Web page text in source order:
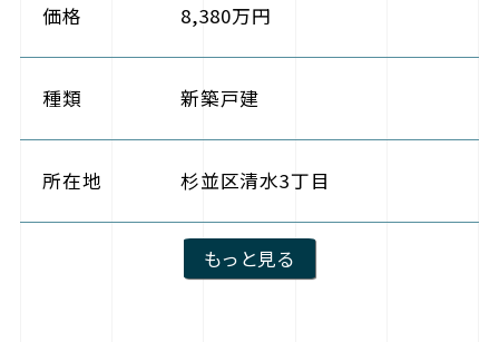
価格 8,380万円
種類 新築戸建
所在地 杉並区清水3丁目
もっと見る